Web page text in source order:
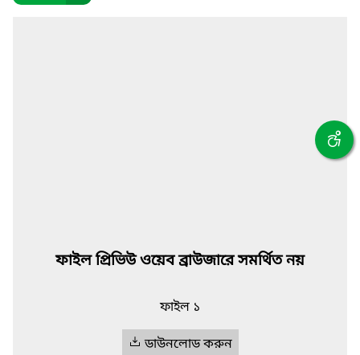
ফাইল প্রিভিউ ওয়েব ব্রাউজারে সমর্থিত নয়
ফাইল ১
ডাউনলোড করুন